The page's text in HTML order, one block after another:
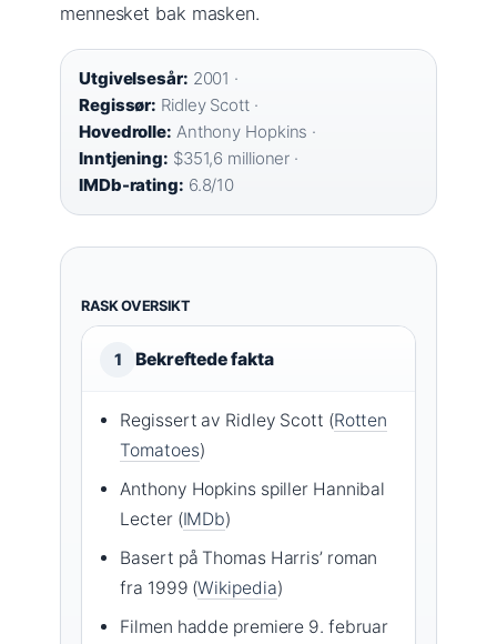
mennesket bak masken.
Utgivelsesår: 2001 ·
Regissør: Ridley Scott ·
Hovedrolle: Anthony Hopkins ·
Inntjening: $351,6 millioner ·
IMDb-rating: 6.8/10
RASK OVERSIKT
1 Bekreftede fakta
Regissert av Ridley Scott (Rotten
Tomatoes)
Anthony Hopkins spiller Hannibal
Lecter (IMDb)
Basert på Thomas Harris’ roman
fra 1999 (Wikipedia)
Filmen hadde premiere 9. februar